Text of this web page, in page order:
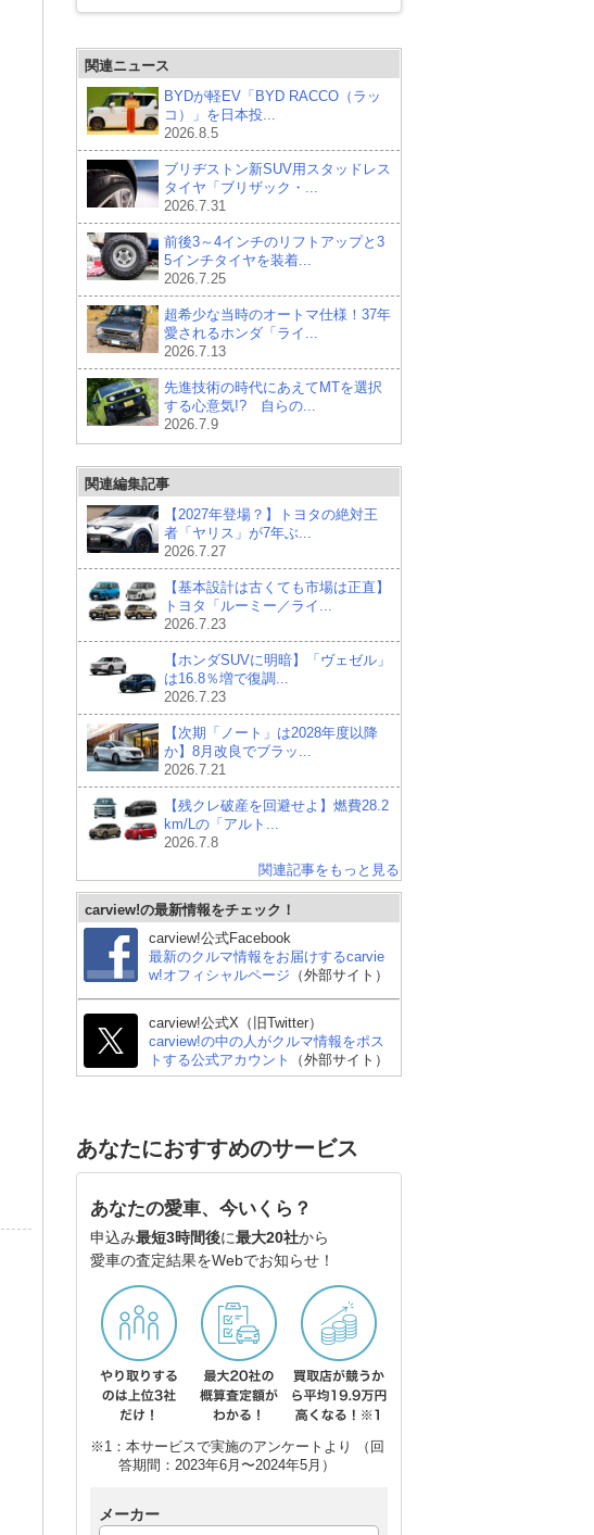
関連ニュース
BYDが軽EV「BYD RACCO（ラッ
コ）」を日本投...
2026.8.5
ブリヂストン新SUV用スタッドレス
タイヤ「ブリザック・...
2026.7.31
前後3～4インチのリフトアップと3
5インチタイヤを装着...
2026.7.25
超希少な当時のオートマ仕様！37年
愛されるホンダ「ライ...
2026.7.13
先進技術の時代にあえてMTを選択
する心意気!? 自らの...
2026.7.9
関連編集記事
【2027年登場？】トヨタの絶対王
者「ヤリス」が7年ぶ...
2026.7.27
【基本設計は古くても市場は正直】
トヨタ「ルーミー／ライ...
2026.7.23
【ホンダSUVに明暗】「ヴェゼル」
は16.8％増で復調...
2026.7.23
【次期「ノート」は2028年度以降
か】8月改良でブラッ...
2026.7.21
【残クレ破産を回避せよ】燃費28.2
km/Lの「アルト...
2026.7.8
関連記事をもっと見る
carview!の最新情報をチェック！
carview!公式Facebook
最新のクルマ情報をお届けするcarvie
w!オフィシャルページ （外部サイト）
carview!公式X（旧Twitter）
carview!の中の人がクルマ情報をポス
トする公式アカウント
（外部サイト）
あなたにおすすめのサービス
あなたの愛車、今いくら？
申込み最短3時間後に最大20社から
愛車の査定結果をWebでお知らせ！
※1：本サービスで実施のアンケートより （回
答期間：2023年6月〜2024年5月）
メーカー